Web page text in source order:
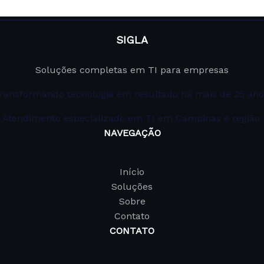
SIGLA
Soluções completas em TI para empresas
tecnologia em resultado há mais de 25
Atendimento especializado em TI em Campinas e região.
NAVEGAÇÃO
Início
Soluções
Sobre
Contato
CONTATO